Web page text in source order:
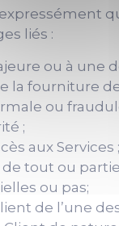
liés :
ou à une
la fourniture
ou
;
aux Services ;
tout ou
ou pas;
de l’une